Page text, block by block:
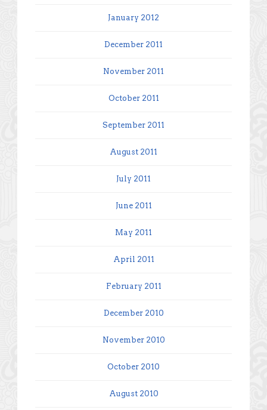
January 2012
December 2011
November 2011
October 2011
September 2011
August 2011
July 2011
June 2011
May 2011
April 2011
February 2011
December 2010
November 2010
October 2010
August 2010